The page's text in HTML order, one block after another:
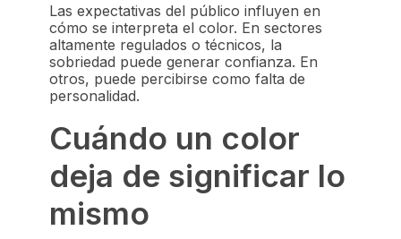
Las expectativas del público influyen en
cómo se interpreta el color. En sectores
altamente regulados o técnicos, la
sobriedad puede generar confianza. En
otros, puede percibirse como falta de
personalidad.
Cuándo un color
deja de significar lo
mismo